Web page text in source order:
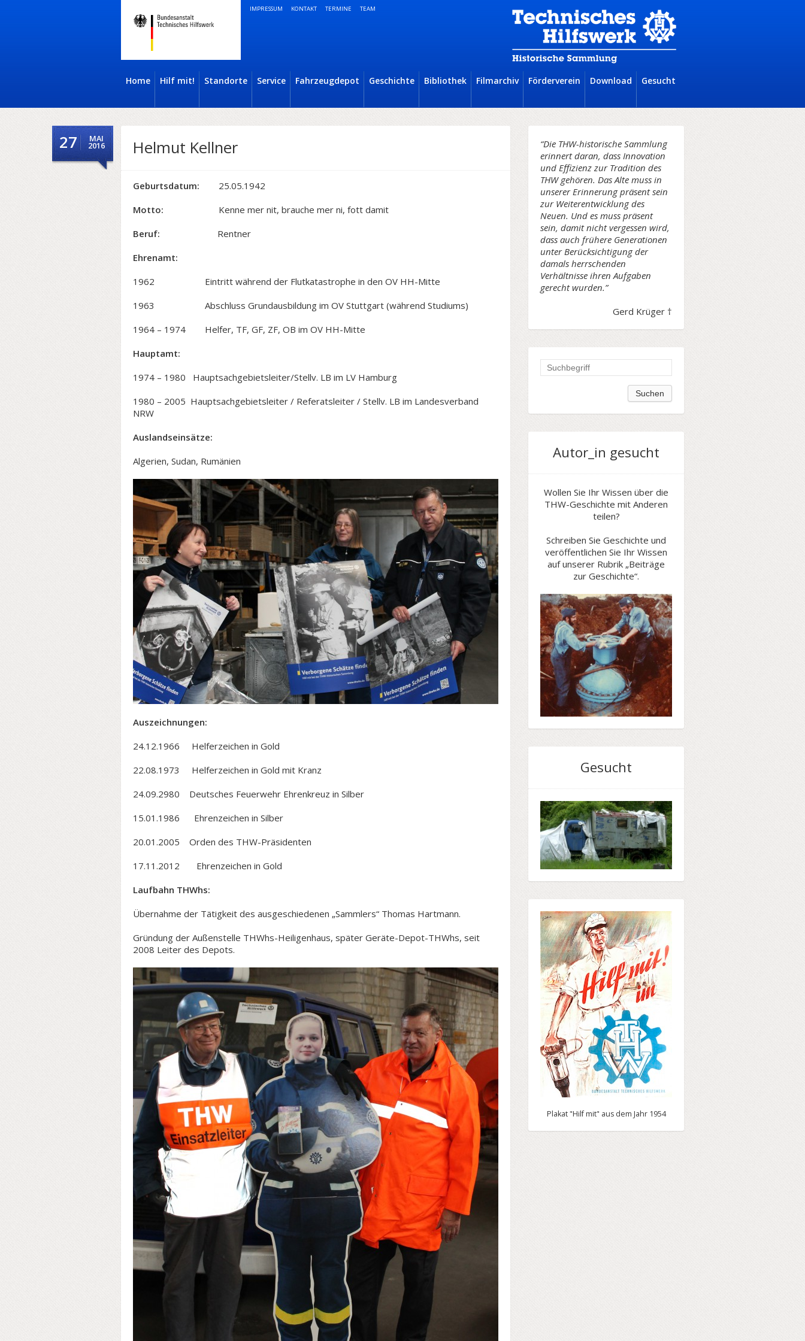
IMPRESSUM KONTAKT TERMINE TEAM
Home Hilf mit! Standorte Service Fahrzeugdepot Geschichte Bibliothek Filmarchiv Förderverein Download Gesucht
27 MAI
2016 Helmut Kellner
Geburtsdatum: 25.05.1942
Motto:
Kenne mer nit, brauche mer ni, fott damit
Beruf: Rentner
Ehrenamt:
1962 Eintritt während der Flutkatastrophe in den OV HH-Mitte
1963 Abschluss Grundausbildung im OV Stuttgart (während Studiums)
1964 – 1974 Helfer, TF, GF, ZF, OB im OV HH-Mitte
Hauptamt:
1974 – 1980 Hauptsachgebietsleiter/Stellv. LB im LV Hamburg
1980 – 2005 Hauptsachgebietsleiter / Referatsleiter / Stellv. LB im Landesverband
NRW
Auslandseinsätze:
Algerien, Sudan, Rumänien
Auszeichnungen:
24.12.1966 Helferzeichen in Gold
22.08.1973 Helferzeichen in Gold mit Kranz
24.09.2980 Deutsches Feuerwehr Ehrenkreuz in Silber
15.01.1986 Ehrenzeichen in Silber
20.01.2005 Orden des THW-Präsidenten
17.11.2012 Ehrenzeichen in Gold
Laufbahn THWhs:
Übernahme der Tätigkeit des ausgeschiedenen „Sammlers“ Thomas Hartmann.
Gründung der Außenstelle THWhs-Heiligenhaus, später Geräte-Depot-THWhs, seit
2008 Leiter des Depots.
“Die THW-historische Sammlung
erinnert daran, dass Innovation
und Effizienz zur Tradition des
THW gehören. Das Alte muss in
unserer Erinnerung präsent sein
zur Weiterentwicklung des
Neuen. Und es muss präsent
sein, damit nicht vergessen wird,
dass auch frühere Generationen
unter Berücksichtigung der
damals herrschenden
Verhältnisse ihren Aufgaben
gerecht wurden.”
Gerd Krüger †
Autor_in gesucht
Wollen Sie Ihr Wissen über die
THW-Geschichte mit Anderen
teilen?
Schreiben Sie Geschichte und
veröffentlichen Sie Ihr Wissen
auf unserer Rubrik „Beiträge
zur Geschichte“.
Gesucht
Plakat "Hilf mit" aus dem Jahr 1954